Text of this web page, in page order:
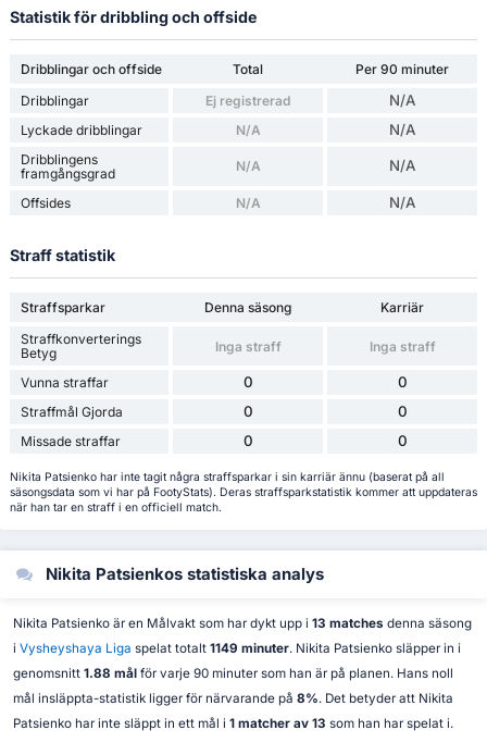
Statistik för dribbling och offside
Dribblingar och offside Total
Per 90 minuter
Dribblingar
Ej registrerad N/A
Lyckade dribblingar N/A N/A
Dribblingens
framgångsgrad
N/A N/A
Offsides N/A N/A
Straff statistik
Straffsparkar Denna säsong
Karriär
Straffkonverterings
Betyg
Inga straff Inga straff
Vunna straffar 0 0
Straffmål Gjorda 0 0
Missade straffar 0 0
Nikita Patsienko har inte tagit några straffsparkar i sin karriär ännu (baserat på all
säsongsdata som vi har på FootyStats). Deras straffsparkstatistik kommer att uppdateras
när han tar en straff i en officiell match.
Nikita Patsienkos statistiska analys
Nikita Patsienko är en Målvakt som har dykt upp i 13 matches denna säsong
i Vysheyshaya Liga spelat totalt 1149 minuter. Nikita Patsienko släpper in i
genomsnitt 1.88 mål för varje 90 minuter som han är på planen. Hans noll
mål insläppta-statistik ligger för närvarande på 8%. Det betyder att Nikita
Patsienko har inte släppt in ett mål i 1 matcher av 13 som han har spelat i.